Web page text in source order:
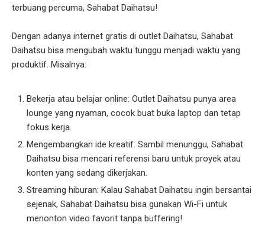
terbuang percuma, Sahabat Daihatsu!
Dengan adanya internet gratis di outlet Daihatsu, Sahabat
Daihatsu bisa mengubah waktu tunggu menjadi waktu yang
produktif. Misalnya:
Bekerja atau belajar online: Outlet Daihatsu punya area
lounge yang nyaman, cocok buat buka laptop dan tetap
fokus kerja.
Mengembangkan ide kreatif: Sambil menunggu, Sahabat
Daihatsu bisa mencari referensi baru untuk proyek atau
konten yang sedang dikerjakan.
Streaming hiburan: Kalau Sahabat Daihatsu ingin bersantai
sejenak, Sahabat Daihatsu bisa gunakan Wi-Fi untuk
menonton video favorit tanpa buffering!